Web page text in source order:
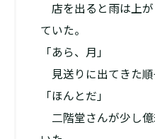
店を出ると雨は上が
ていた。
「あら、月」
見送りに出てきた順
「ほんとだ」
二階堂さんが少し